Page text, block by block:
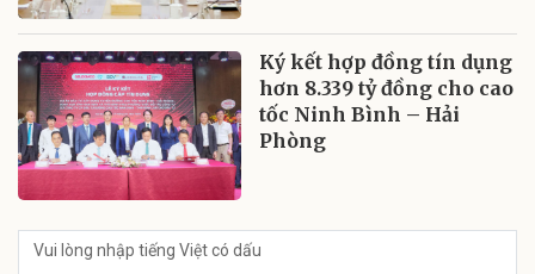
Ký kết hợp đồng tín dụng
hơn 8.339 tỷ đồng cho cao
tốc Ninh Bình – Hải
Phòng